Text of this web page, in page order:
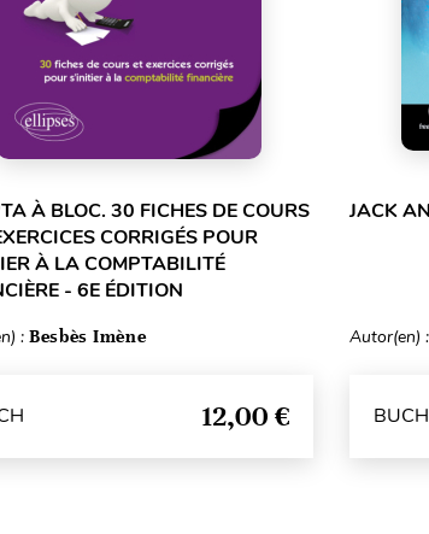
À BLOC. 30 FICHES DE COURS
CORRIGÉS POUR
À LA COMPTABILITÉ
- 6E ÉDITION
: Besbès Imène
12,00 €
JACK
Autor(en) :
BUCH